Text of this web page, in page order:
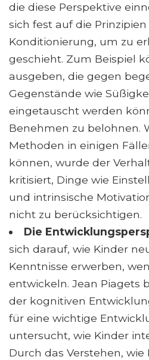
die diese Perspektive
sich fest auf die
Konditionierung, um zu
geschieht. Zum Beispiel
ausgeben, die gegen
Gegenstände wie
eingetauscht werden
Benehmen zu belohnen.
Methoden in einigen
können, wurde der
kritisiert, Dinge wie
und intrinsische
nicht zu berücksichtigen.
Die
sich darauf, wie Kinder
Kenntnisse erwerben,
entwickeln. Jean Piagets
der kognitiven
für eine wichtige
untersucht, wie Kinder
Durch das Verstehen, wie